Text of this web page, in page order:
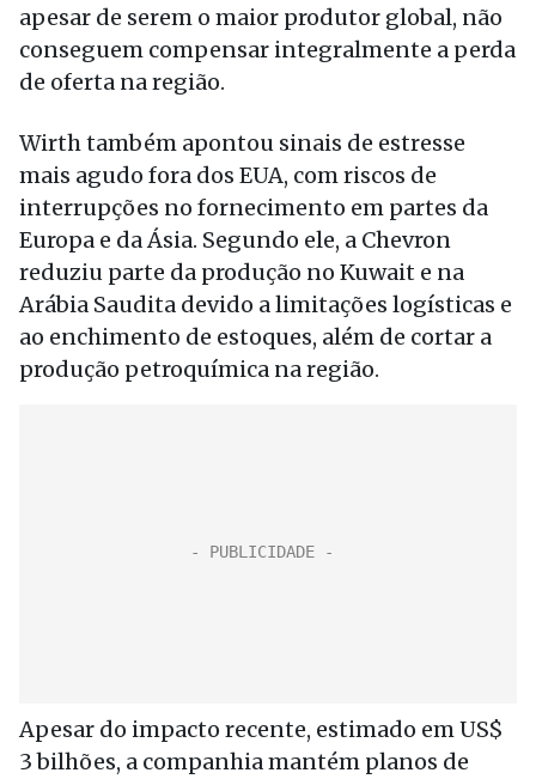
apesar de serem o maior produtor global, não
conseguem compensar integralmente a perda
de oferta na região.
Wirth também apontou sinais de estresse
mais agudo fora dos EUA, com riscos de
interrupções no fornecimento em partes da
Europa e da Ásia. Segundo ele, a Chevron
reduziu parte da produção no Kuwait e na
Arábia Saudita devido a limitações logísticas e
ao enchimento de estoques, além de cortar a
produção petroquímica na região.
Apesar do impacto recente, estimado em US$
3 bilhões, a companhia mantém planos de